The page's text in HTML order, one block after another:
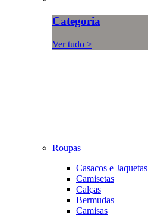
Categoria
Ver tudo >
Roupas
Casacos e Jaquetas
Camisetas
Calças
Bermudas
Camisas